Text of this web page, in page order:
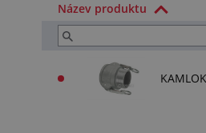
Název produktu